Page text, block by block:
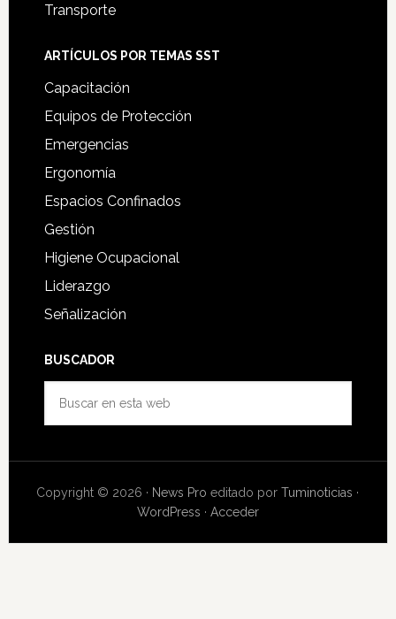
Transporte
ARTÍCULOS POR TEMAS SST
Capacitación
Equipos de Protección
Emergencias
Ergonomía
Espacios Confinados
Gestión
Higiene Ocupacional
Liderazgo
Señalización
BUSCADOR
web
Copyright © 2026 · News Pro editado porTuminoticias ·
WordPress · Acceder